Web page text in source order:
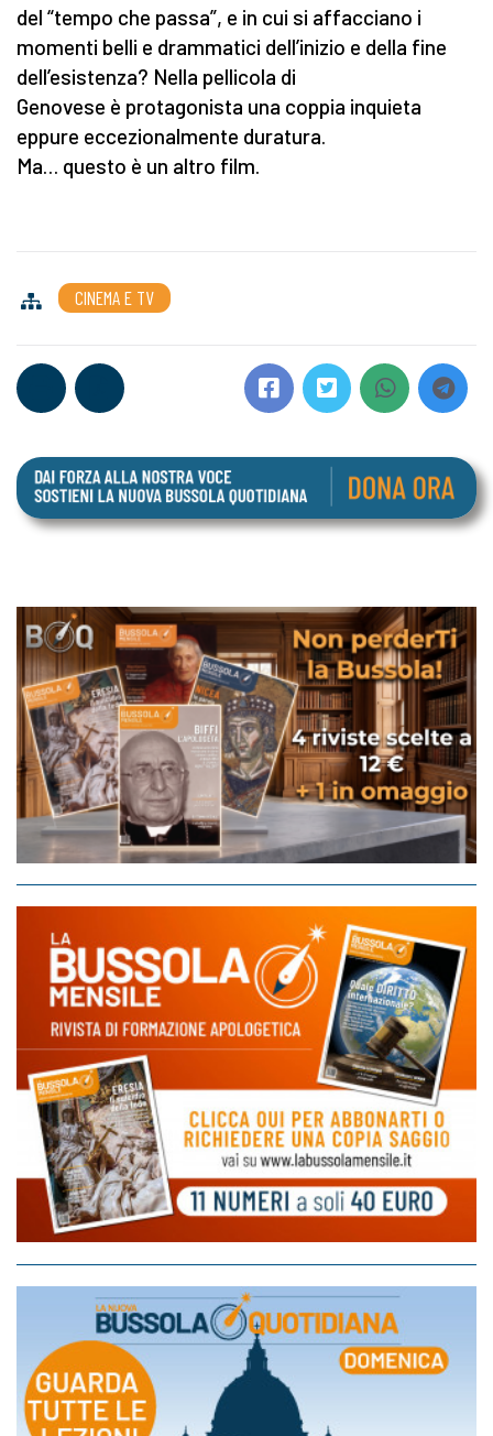
del “tempo che passa”, e in cui si affacciano i
momenti belli e drammatici dell’inizio e della fine
dell’esistenza? Nella pellicola di
Genovese è protagonista una coppia inquieta
eppure eccezionalmente duratura.
Ma… questo è un altro film.
CINEMA E TV